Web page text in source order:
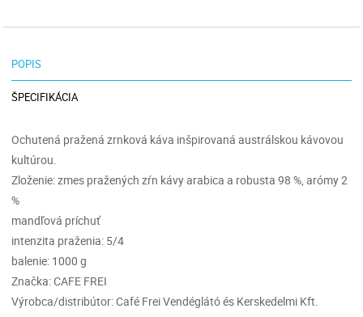
POPIS
ŠPECIFIKÁCIA
Ochutená pražená zrnková káva inšpirovaná austrálskou kávovou
kultúrou.
Zloženie: zmes pražených zŕn kávy arabica a robusta 98 %, arómy 2
%
mandľová príchuť
intenzita praženia: 5/4
balenie: 1000 g
Značka: CAFE FREI
Výrobca/distribútor: Café Frei Vendéglátó és Kerskedelmi Kft.